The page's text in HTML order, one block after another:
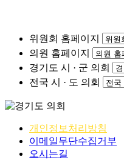
위원회 홈페이지
의원 홈페이지
경기도 시 · 군 의회
전국 시 · 도 의회
개인정보처리방침
이메일무단수집거부
오시는길